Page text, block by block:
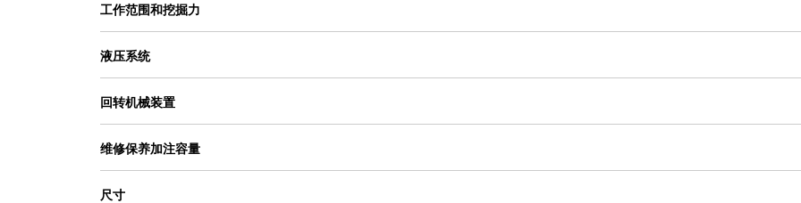
工作范围和挖掘力
液压系统
回转机械装置
维修保养加注容量
尺寸